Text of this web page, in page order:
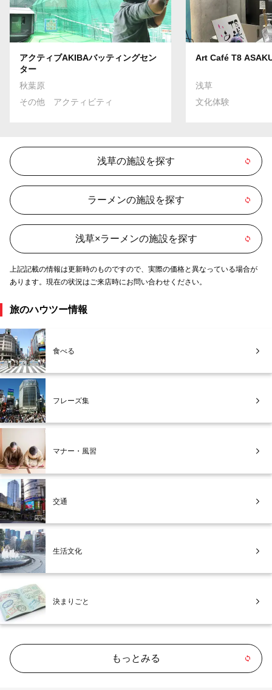
アクティブAKIBAバッティングセン
ター
秋葉原
その他 アクティビティ
Art Café T8
浅草
文化体験
浅草の施設を探す
ラーメンの施設を探す
浅草×ラーメンの施設を探す
上記記載の情報は更新時のものですので、実際の価格と異なっている場合が
あります。現在の状況はご来店時にお問い合わせください。
旅のハウツー情報
食べる
フレーズ集
マナー・風習
交通
生活文化
決まりごと
もっとみる